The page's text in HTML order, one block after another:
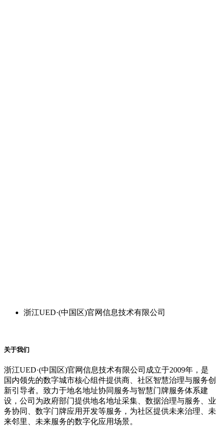
浙江UED·(中国区)官网信息技术有限公司
关于我们
浙江UED·(中国区)官网信息技术有限公司成立于2009年，是
国内领先的数字城市核心组件提供商、社区智慧治理与服务创
新引导者。致力于地名地址协同服务与智慧门牌服务体系建
设，公司为政府部门提供地名地址采集、数据治理与服务、业
务协同、数字门牌应用开发等服务，为社区提供未来治理、未
来邻里、未来服务的数字化应用场景。